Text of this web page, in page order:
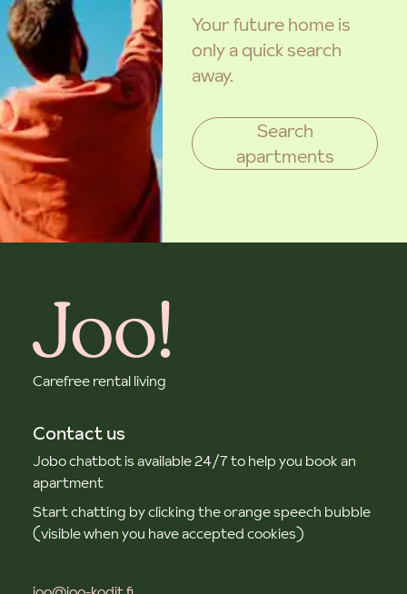
Your future home is
only a quick search
away.
Search
apartments
Carefree rental living
Contact us
Jobo chatbot is available 24/7 to help you book an
apartment
Start chatting by clicking the orange speech bubble
(visible when you have accepted cookies)